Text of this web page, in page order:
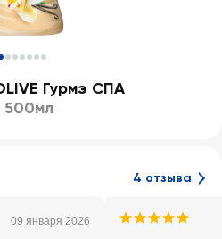
Гурмэ СПА
500мл
4 отзыва
09 января 2026